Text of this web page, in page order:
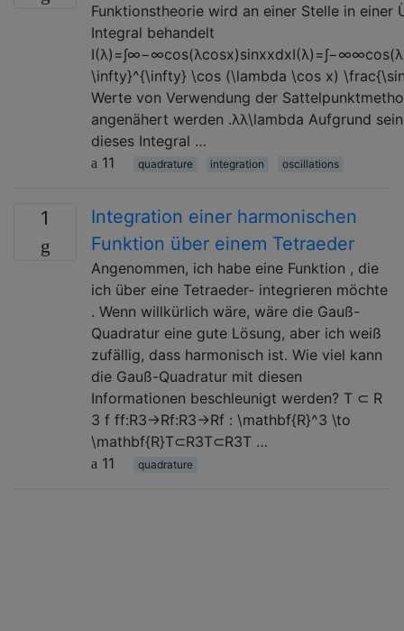
Funktionstheorie wird an einer Stelle in einer
Integral behandelt
\infty}^{\infty} \cos (\lambda \cos x)
Werte von Verwendung der
angenähert werden .λλ\lambda Aufgrund
dieses Integral …
11
quadrature integration oscillations
1
Integration einer harmonischen
Funktion über einem Tetraeder
Angenommen, ich habe eine Funktion , die
ich über eine Tetraeder- integrieren möchte
. Wenn willkürlich wäre, wäre die Gauß-
Quadratur eine gute Lösung, aber ich weiß
zufällig, dass harmonisch ist. Wie viel kann
die Gauß-Quadratur mit diesen
Informationen beschleunigt werden? T ⊂ R
3 f ff:R3→Rf:R3→Rf : \mathbf{R}^3 \to
\mathbf{R}T⊂R3T⊂R3T …
11
quadrature